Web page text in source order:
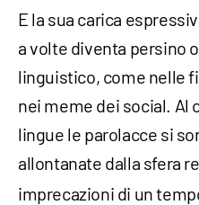
E la sua carica
a volte diventa persino
linguistico, come nelle
nei meme dei social. Al
lingue le parolacce si
allontanate dalla sfera
imprecazioni di un